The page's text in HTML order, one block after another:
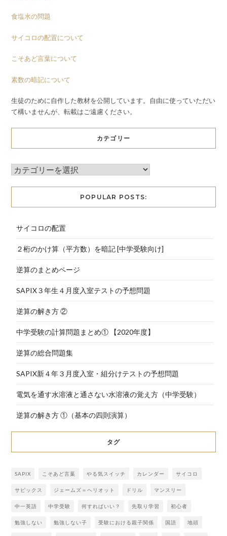
食塩水の問題
サイコロの配置について
こそあど言葉について
素数の暗記について
生徒のために自作した教材を公開しています。自由に使っていただい
て構いませんが、転載はご遠慮ください。
カテゴリー
POPULAR POSTS:
サイコロの配置
２桁のかけ算（平方数）を暗記 [中学受験向け]
逆算のまとめページ
SAPIX３年生４月度入室テストの予想問題
逆算の解き方 ②
中学受験の計算問題まとめ① 【2020年度】
逆算の総合問題集
SAPIX新４年３月度入室・組分けテストの予想問題
電気を通す水溶液と通さない水溶液の覚え方（中学受験）
逆算の解き方 ①（基本の四則演算）
タグ
SAPIX こそあど言葉 やる気スイッチ カレンダー サイコロ
サピックス ジェームズ＝ヘリオット ドリル マンスリー
中一英語 中学受験 何すればいい？ 先取り学習 初心者
勉強しない 勉強しない子 受験における親子関係 国語 地頭